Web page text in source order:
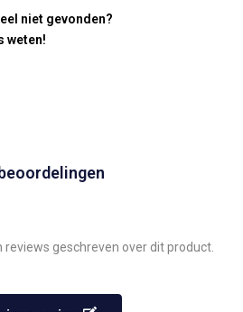
niet gevonden?
weten!
reviews geschreven over dit product.